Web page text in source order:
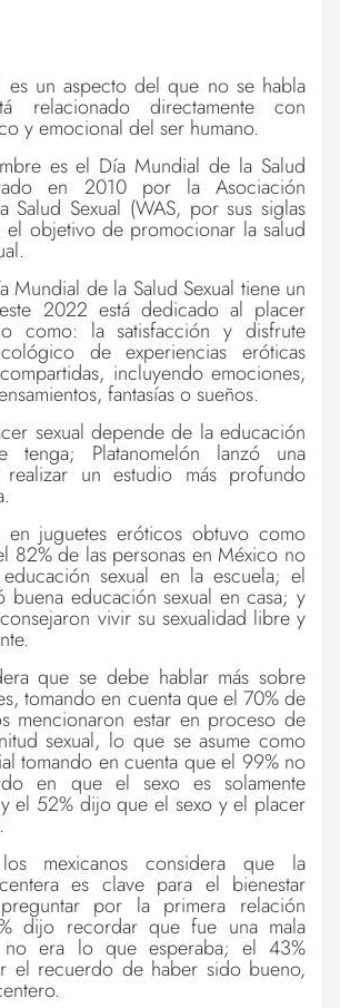
es un aspecto del que no se habla
relacionado directamente con
y emocional del ser humano.
es el Día Mundial de la Salud
en 2010 por la Asociación
Salud Sexual (WAS, por sus siglas
objetivo de promocionar la salud
Mundial de la Salud Sexual tiene un
2022 está dedicado al placer
como: la satisfacción y disfrute
de experiencias eróticas
incluyendo emociones,
fantasías o sueños.
sexual depende de la educación
tenga; Platanomelón lanzó una
realizar un estudio más profundo
en juguetes eróticos obtuvo como
82% de las personas en México no
sexual en la escuela; el
buena educación sexual en casa; y
vivir su sexualidad libre y
que se debe hablar más sobre
tomando en cuenta que el 70% de
mencionaron estar en proceso de
sexual, lo que se asume como
tomando en cuenta que el 99% no
en que el sexo es solamente
el 52% dijo que el sexo y el placer
mexicanos considera que la
es clave para el bienestar
por la primera relación
dijo recordar que fue una mala
no era lo que esperaba; el 43%
el recuerdo de haber sido bueno,